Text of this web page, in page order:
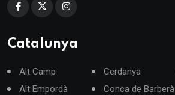
Catalunya
Alt Camp
Alt Empordà
Cerdanya
Conca de Barberà